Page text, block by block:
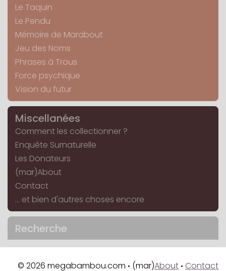
Le Taquin
Le Pendu
Mémoire de Marabout
Jeu des Noms
Phrases à Trous
Force psychique
Vision du futur
Miscellanées
Comment les collectionner ?
Enquête Surnaturelle
Les Donateurs
(mar)About
Contact
... et bien d'autres choses encore
Recherche
© 2026 megabambou.com • (mar)About • Contact